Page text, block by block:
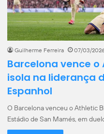
Guilherme Ferreira 07/03/
Barcelona vence o
isola na liderança
Espanhol
O Barcelona venceu o Athletic
Estádio de San Mamés, em